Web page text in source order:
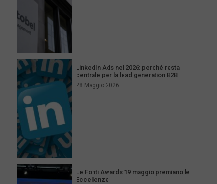
LinkedIn Ads nel 2026: perché resta
centrale per la lead generation B2B
28 Maggio 2026
Le Fonti Awards 19 maggio premiano le
Eccellenze